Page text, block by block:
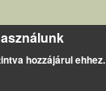
hozzájárul ehhez.